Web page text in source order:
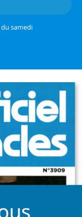
du samedi